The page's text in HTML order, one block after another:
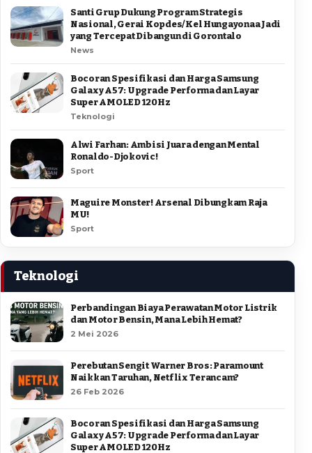
Santi Grup Dukung Program Strategis
Nasional, Gerai Kopdes/Kel Hungayonaa Jadi
yang Tercepat Dibangun di Gorontalo
News
Bocoran Spesifikasi dan Harga Samsung
Galaxy A57: Upgrade Performa dan Layar
Super AMOLED 120Hz
Teknologi
Alwi Farhan: Ambisi Juara dengan Mental
Ronaldo-Djokovic!
Sport
Maguire Monster! Arsenal Dibungkam Raja
MU!
Sport
Teknologi
Perbandingan Biaya Perawatan Motor Listrik
dan Motor Bensin, Mana Lebih Hemat?
2 Mei 2026
Perebutan Sengit Warner Bros: Paramount
Naikkan Taruhan, Netflix Terancam?
26 Feb 2026
Bocoran Spesifikasi dan Harga Samsung
Galaxy A57: Upgrade Performa dan Layar
Super AMOLED 120Hz